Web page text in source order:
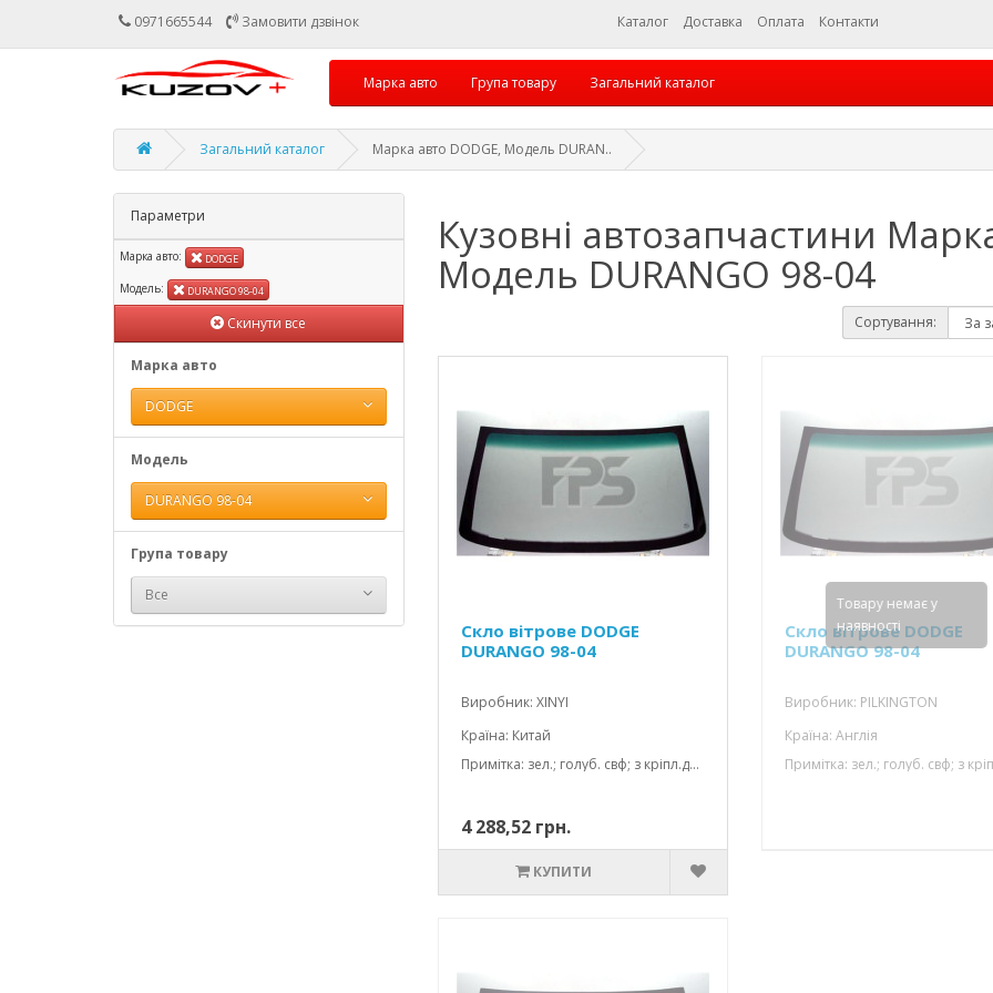
0971665544 Замовити дзвінок Каталог Доставка Оплата Контакти
Марка авто Група товару Загальний каталог
Загальний каталог Марка авто DODGE, Модель DURAN..
Параметри
Марка авто: DODGE
Модель: DURANGO 98-04
Скинути все
Марка авто
DODGE
Модель
DURANGO 98-04
Група товару
Все
Кузовні автозапчастини
Модель DURANGO 98-04
Сортування:
Скло вітрове DODGE
DURANGO 98-04
Виробник: XINYI
Країна: Китай
Примітка: зел.; голуб. свф; з кріпл.дзерк. ; 1592*839
4 288,52 грн.
КУПИТИ
Скло вітрове DODGE
DURANGO 98-04
Виробник: PILKINGTON
Країна: Англія
Товару немає у
наявності